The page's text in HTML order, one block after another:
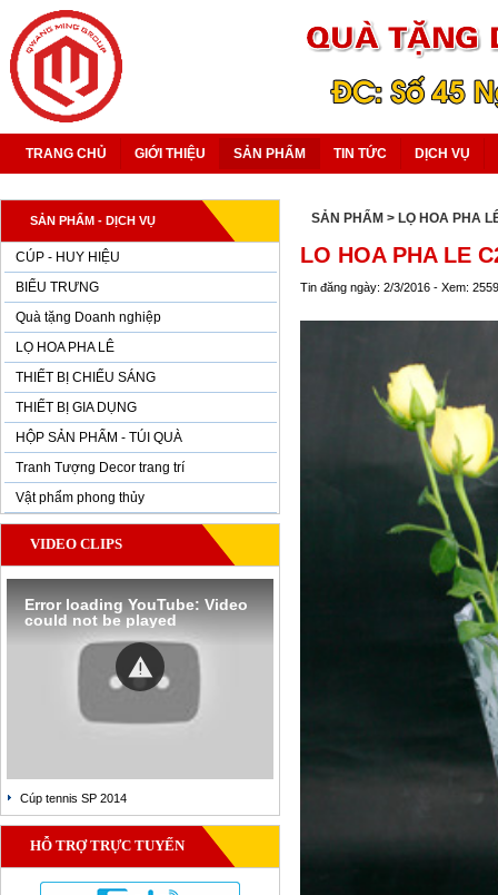
TRANG CHỦ GIỚI THIỆU SẢN PHẨM TIN TỨC DỊCH VỤ
SẢN PHẨM - DỊCH VỤ
CÚP - HUY HIỆU
BIỂU TRƯNG
Quà tặng Doanh nghiệp
LỌ HOA PHA LÊ
THIẾT BỊ CHIẾU SÁNG
THIẾT BỊ GIA DỤNG
HỘP SẢN PHẨM - TÚI QUÀ
Tranh Tượng Decor trang trí
Vật phẩm phong thủy
VIDEO CLIPS
Error loading YouTube: Video
could not be played
Cúp tennis SP 2014
HỖ TRỢ TRỰC TUYẾN
SẢN PHẨM > LỌ HOA PHA
LO HOA PHA LE
Tin đăng ngày: 2/3/2016 - Xem: 2559